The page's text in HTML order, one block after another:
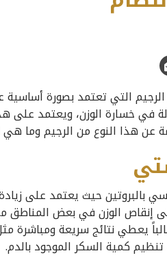
التي تعتمد بصورة أساسية
في خسارة الوزن، ويعتمد على
هذا النوع من الرجيم وما هي
حيث يعتمد على زيادة
إنقاص الوزن في بعض
يعطي نتائج سريعة ومباشرة
تنظيم كمية السكر الموجود بالدم.